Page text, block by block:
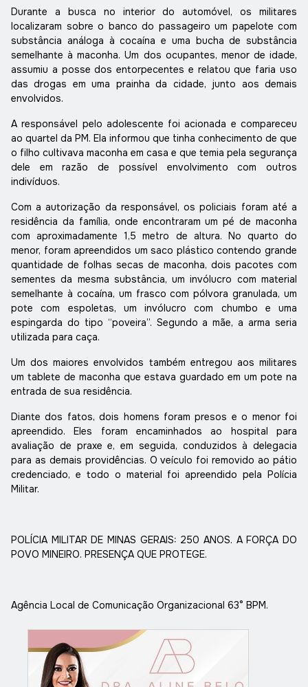
Durante a busca no interior do automóvel, os militares
localizaram sobre o banco do passageiro um papelote com
substância análoga à cocaína e uma bucha de substância
semelhante à maconha. Um dos ocupantes, menor de idade,
assumiu a posse dos entorpecentes e relatou que faria uso
das drogas em uma prainha da cidade, junto aos demais
envolvidos.
A responsável pelo adolescente foi acionada e compareceu
ao quartel da PM. Ela informou que tinha conhecimento de que
o filho cultivava maconha em casa e que temia pela segurança
dele em razão de possível envolvimento com outros
indivíduos.
Com a autorização da responsável, os policiais foram até a
residência da família, onde encontraram um pé de maconha
com aproximadamente 1,5 metro de altura. No quarto do
menor, foram apreendidos um saco plástico contendo grande
quantidade de folhas secas de maconha, dois pacotes com
sementes da mesma substância, um invólucro com material
semelhante à cocaína, um frasco com pólvora granulada, um
pote com espoletas, um invólucro com chumbo e uma
espingarda do tipo “poveira”. Segundo a mãe, a arma seria
utilizada para caça.
Um dos maiores envolvidos também entregou aos militares
um tablete de maconha que estava guardado em um pote na
entrada de sua residência.
Diante dos fatos, dois homens foram presos e o menor foi
apreendido. Eles foram encaminhados ao hospital para
avaliação de praxe e, em seguida, conduzidos à delegacia
para as demais providências. O veículo foi removido ao pátio
credenciado, e todo o material foi apreendido pela Polícia
Militar.
POLÍCIA MILITAR DE MINAS GERAIS: 250 ANOS. A FORÇA DO
POVO MINEIRO. PRESENÇA QUE PROTEGE.
Agência Local de Comunicação Organizacional 63° BPM.